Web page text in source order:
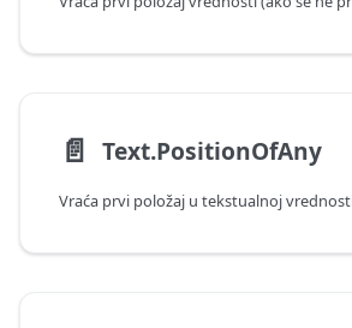
📄️ Text.PositionOfAny